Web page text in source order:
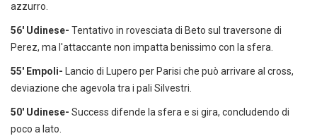
azzurro.
56' Udinese- Tentativo in rovesciata di Beto sul traversone di
Perez, ma l'attaccante non impatta benissimo con la sfera.
55' Empoli- Lancio di Lupero per Parisi che può arrivare al cross,
deviazione che agevola tra i pali Silvestri.
50' Udinese- Success difende la sfera e si gira, concludendo di
poco a lato.